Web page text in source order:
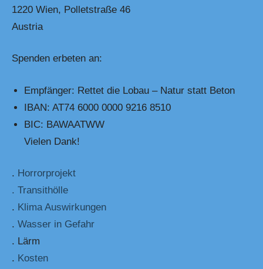
1220 Wien, Polletstraße 46
Austria
Spenden erbeten an:
Empfänger: Rettet die Lobau – Natur statt Beton
IBAN: AT74 6000 0000 9216 8510
BIC: BAWAATWW
Vielen Dank!
. Horrorprojekt
. Transithölle
. Klima Auswirkungen
. Wasser in Gefahr
. Lärm
. Kosten